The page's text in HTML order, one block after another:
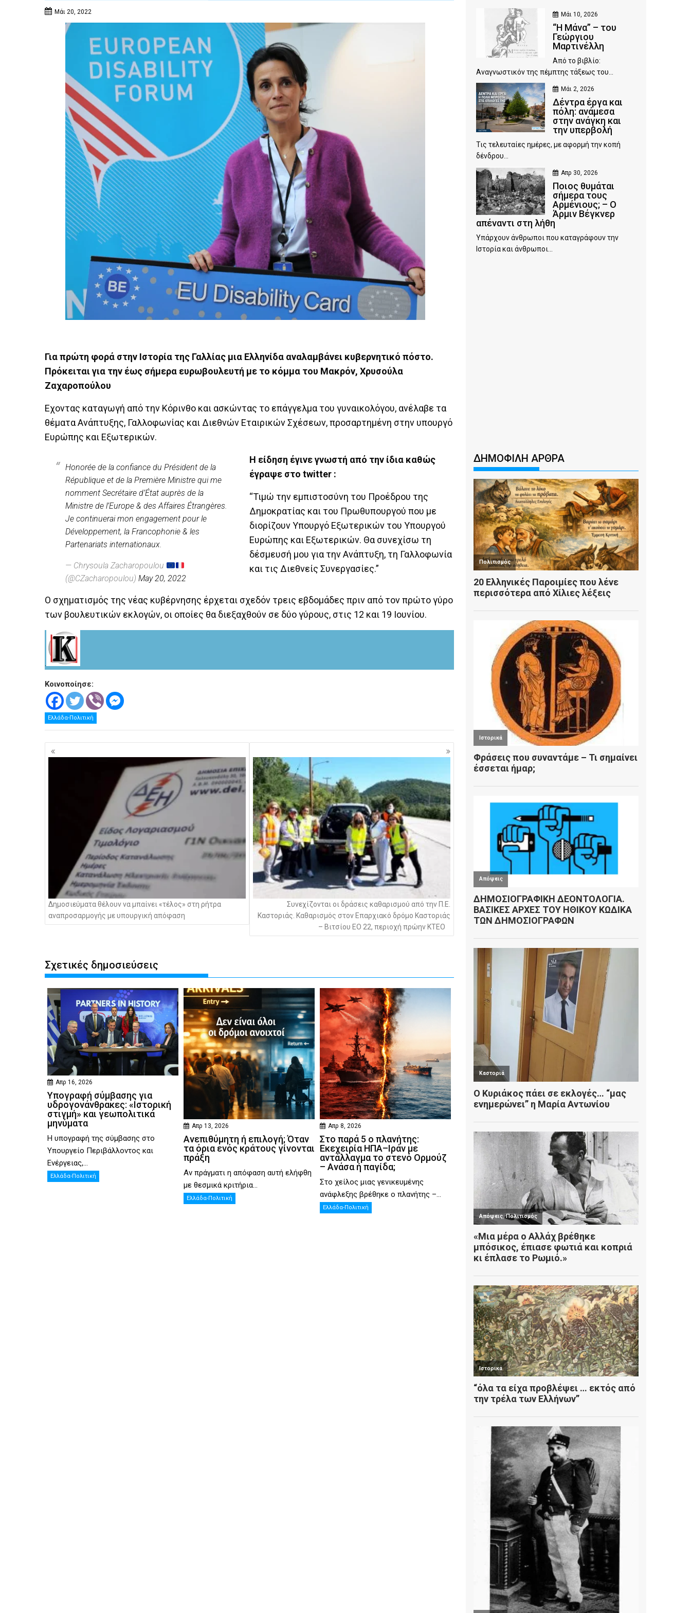
Μάι 20, 2022
Για πρώτη φορά στην Ιστορία της Γαλλίας μια Ελληνίδα αναλαμβάνει κυβερνητικό πόστο.
Πρόκειται για την έως σήμερα ευρωβουλευτή με το κόμμα του Μακρόν, Χρυσούλα
Ζαχαροπούλου
Εχοντας καταγωγή από την Κόρινθο και ασκώντας το επάγγελμα του γυναικολόγου, ανέλαβε τα
θέματα Ανάπτυξης, Γαλλοφωνίας και Διεθνών Εταιρικών Σχέσεων, προσαρτημένη στην υπουργό
Ευρώπης και Εξωτερικών.
Honorée de la confiance du Président de la
République et de la Première Ministre qui me
nomment Secrétaire d’État auprès de la
Ministre de l’Europe & des Affaires Étrangères.
Je continuerai mon engagement pour le
Développement, la Francophonie & les
Partenariats internationaux.
— Chrysoula Zacharopoulou
(@CZacharopoulou) May 20, 2022
Η είδηση έγινε γνωστή από την ίδια καθώς
έγραψε στο twitter :
“Τιμώ την εμπιστοσύνη του Προέδρου της
Δημοκρατίας και του Πρωθυπουργού που με
διορίζουν Υπουργό Εξωτερικών του Υπουργού
Ευρώπης και Εξωτερικών. Θα συνεχίσω τη
δέσμευσή μου για την Ανάπτυξη, τη Γαλλοφωνία
και τις Διεθνείς Συνεργασίες.”
Ο σχηματισμός της νέας κυβέρνησης έρχεται σχεδόν τρεις εβδομάδες πριν από τον πρώτο γύρο
των βουλευτικών εκλογών, οι οποίες θα διεξαχθούν σε δύο γύρους, στις 12 και 19 Ιουνίου.
.
Κοινοποίησε:
Ελλάδα-Πολιτική
Πλοήγηση
άρθρων
Δημοσιεύματα θέλουν να μπαίνει «τέλος» στη ρήτρα
αναπροσαρμογής με υπουργική απόφαση
Συνεχίζονται οι δράσεις καθαρισμού από την Π.Ε.
Καστοριάς. Καθαρισμός στον Επαρχιακό δρόμο Καστοριάς
– Βιτσίου ΕΟ 22, περιοχή πρώην ΚΤΕΟ
Σχετικές δημοσιεύσεις
Απρ 16, 2026
Υπογραφή σύμβασης για
υδρογονάνθρακες: «Ιστορική
στιγμή» και γεωπολιτικά
μηνύματα
Η υπογραφή της σύμβασης στο
Υπουργείο Περιβάλλοντος και
Ενέργειας,...
Ελλάδα-Πολιτική
Απρ 13, 2026
Ανεπιθύμητη ή επιλογή; Όταν
τα όρια ενός κράτους γίνονται
πράξη
Αν πράγματι η απόφαση αυτή ελήφθη
με θεσμικά κριτήρια...
Ελλάδα-Πολιτική
Απρ 8, 2026
Στο παρά 5 ο πλανήτης:
Εκεχειρία ΗΠΑ–Ιράν με
αντάλλαγμα το στενό Ορμούζ
– Ανάσα ή παγίδα;
Στο χείλος μιας γενικευμένης
ανάφλεξης βρέθηκε ο πλανήτης –...
Ελλάδα-Πολιτική
Μάι 10, 2026
“Η Μάνα” – του
Γεώργιου
Μαρτινέλλη
Από το βιβλίο:
Αναγνωστικόν της πέμπτης τάξεως του...
Μάι 2, 2026
Δέντρα έργα και
πόλη: ανάμεσα
στην ανάγκη και
την υπερβολή
Τις τελευταίες ημέρες, με αφορμή την κοπή
δένδρου...
Απρ 30, 2026
Ποιος θυμάται
σήμερα τους
Αρμένιους; – Ο
Άρμιν Βέγκνερ
απέναντι στη λήθη
Υπάρχουν άνθρωποι που καταγράφουν την
Ιστορία και άνθρωποι...
ΔΗΜΟΦΙΛΗ ΑΡΘΡΑ